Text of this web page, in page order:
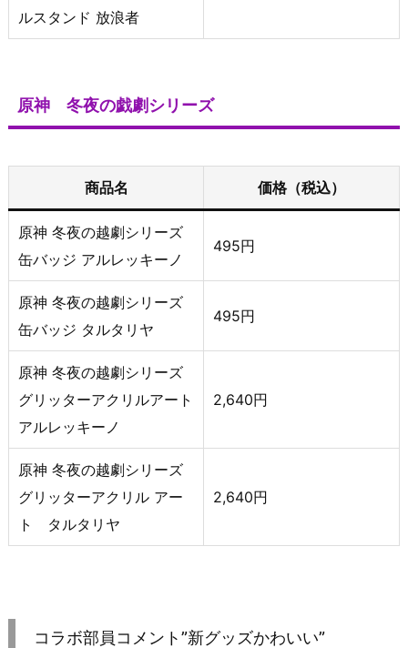
ルスタンド 放浪者
原神 冬夜の戯劇シリーズ
商品名 価格（税込）
原神 冬夜の越劇シリーズ
缶バッジ アルレッキーノ
495円
原神 冬夜の越劇シリーズ
缶バッジ タルタリヤ
495円
原神 冬夜の越劇シリーズ
グリッターアクリルアート
アルレッキーノ
2,640円
原神 冬夜の越劇シリーズ
グリッターアクリル アー
ト タルタリヤ
2,640円
コラボ部員コメント”新グッズかわいい”